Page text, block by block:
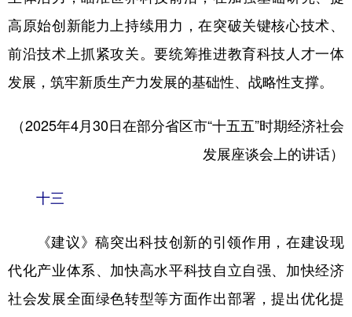
高原始创新能力上持续用力，在突破关键核心技术、
前沿技术上抓紧攻关。要统筹推进教育科技人才一体
发展，筑牢新质生产力发展的基础性、战略性支撑。
（2025年4月30日在部分省区市“十五五”时期经济社会
发展座谈会上的讲话）
十三
《建议》稿突出科技创新的引领作用，在建设现
代化产业体系、加快高水平科技自立自强、加快经济
社会发展全面绿色转型等方面作出部署，提出优化提